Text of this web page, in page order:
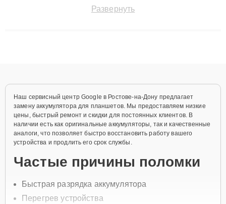
технику с сохранением гарантии до 3 лет. Наши мастера
Развернуть
Наш сервисный центр Google в Ростове-на-Дону предлагает
замену аккумулятора для планшетов. Мы предоставляем низкие
цены, быстрый ремонт и скидки для постоянных клиентов. В
наличии есть как оригинальные аккумуляторы, так и качественные
аналоги, что позволяет быстро восстановить работу вашего
устройства и продлить его срок службы.
Частые причины поломки
Быстрая разрядка аккумулятора
Перегрев устройства